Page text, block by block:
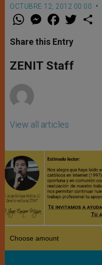
OCTUBRE 12, 2012 00:00
W
t
s
p
p
M
e
s
e
g
e
F
a
e
b
o
k
w
Share this Entry
ZENIT Staff
View all articles